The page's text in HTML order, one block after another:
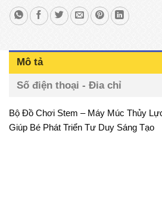
Mô tả
Số điện thoại - Đia chỉ
Bộ Đồ Chơi Stem – Máy Múc Thủy
Giúp Bé Phát Triển Tư Duy Sáng Tạo